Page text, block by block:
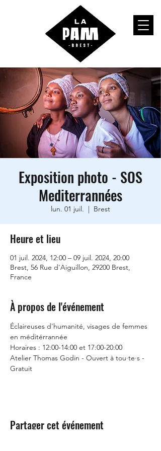
Exposition photo - SOS
Mediterrannées
lun. 01 juil.
  |
Brest
Heure et lieu
01 juil. 2024, 12:00 – 09 juil. 2024, 20:00
Brest, 56 Rue d'Aiguillon, 29200 Brest,
France
À propos de l'événement
Éclaireuses d'humanité, visages de femmes
en méditérrannée
Horaires : 12:00-14:00 et 17:00-20:00
Atelier Thomas Godin - Ouvert à tou·te·s -
Gratuit
Partager cet événement